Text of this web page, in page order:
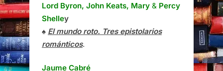
Lord Byron, John Keats, Mary & Percy
Shelley
♠ El mundo roto. Tres epistolarios
románticos.
Jaume Cabré